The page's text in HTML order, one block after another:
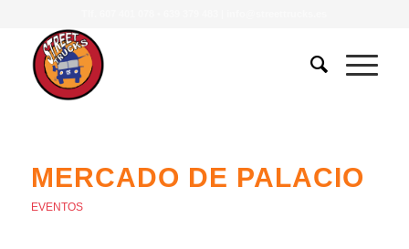
MERCADO DE PALACIO
EVENTOS